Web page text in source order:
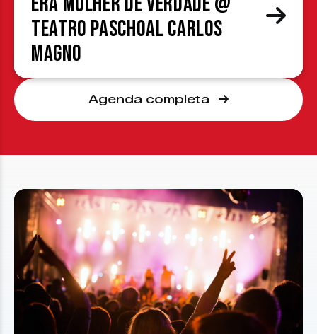
Teatro Paschoal Carlos
Magno
Agenda completa